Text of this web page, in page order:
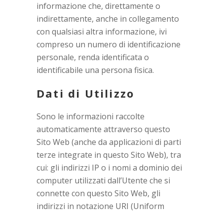
informazione che, direttamente o
indirettamente, anche in collegamento
con qualsiasi altra informazione, ivi
compreso un numero di identificazione
personale, renda identificata o
identificabile una persona fisica.
Dati di Utilizzo
Sono le informazioni raccolte
automaticamente attraverso questo
Sito Web (anche da applicazioni di parti
terze integrate in questo Sito Web), tra
cui: gli indirizzi IP o i nomi a dominio dei
computer utilizzati dall’Utente che si
connette con questo Sito Web, gli
indirizzi in notazione URI (Uniform